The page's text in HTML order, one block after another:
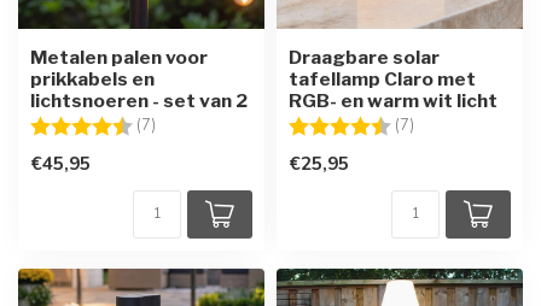
Metalen palen voor
prikkabels en
lichtsnoeren - set van 2
Beoordeling: (7)
€45,95
Draagbare solar
tafellamp Claro met
RGB- en warm wit licht
Beoordeling: (7)
€25,95